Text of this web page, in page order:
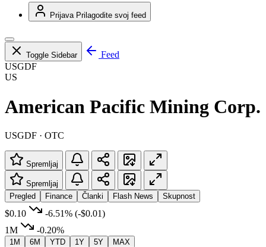
Prijava Prilagodite svoj feed
Toggle Sidebar
Feed
USGDF
US
American Pacific Mining Corp.
USGDF · OTC
Spremljaj
Spremljaj
Pregled
Finance Članki Flash News Skupnost
$0.10 -6.51% (-$0.01)
1M
-0.20%
1M 6M YTD 1Y 5Y MAX